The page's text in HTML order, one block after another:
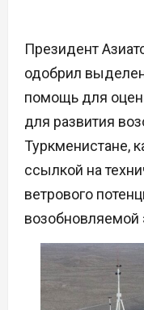
Президент
одобрил
помощь для
для развития
Туркменистане,
ссылкой на
ветрового
возобновляемой